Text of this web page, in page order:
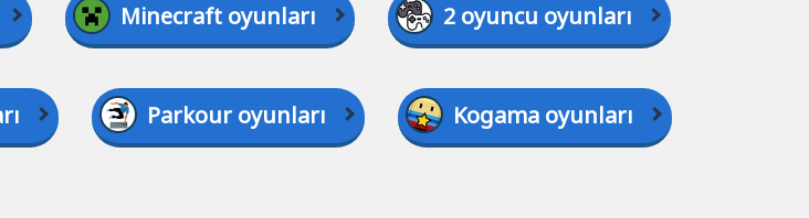
Minecraft oyunları 2 oyuncu oyunları
Parkour oyunları Kogama oyunları